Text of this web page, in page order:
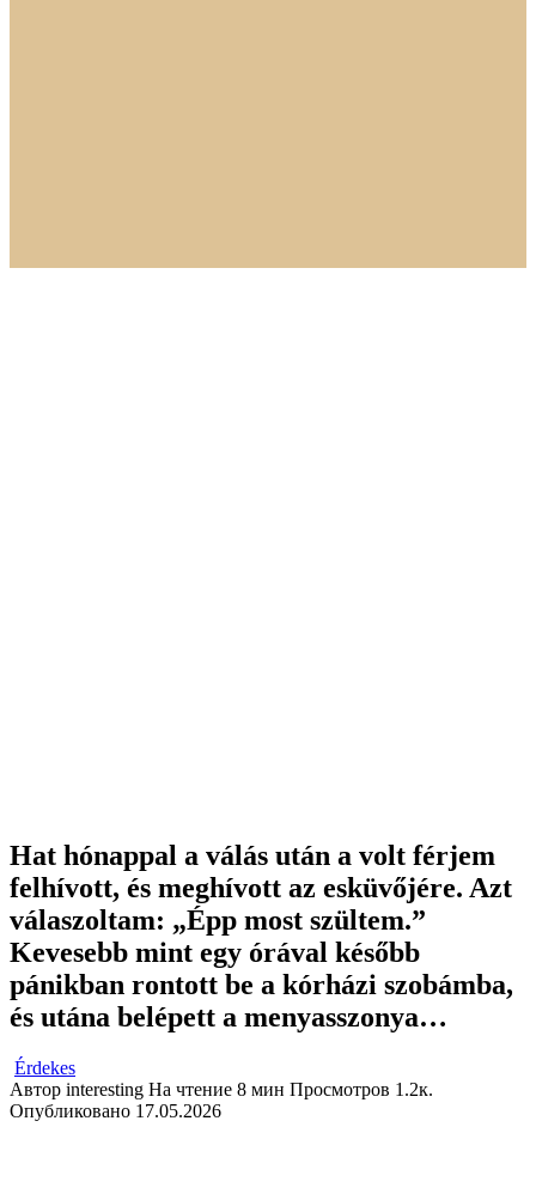
Hat hónappal a válás után a volt férjem
felhívott, és meghívott az esküvőjére. Azt
válaszoltam: „Épp most szültem.”
Kevesebb mint egy órával később
pánikban rontott be a kórházi szobámba,
és utána belépett a menyasszonya…
Érdekes
Автор interesting На чтение 8 мин Просмотров 1.2к.
Опубликовано 17.05.2026